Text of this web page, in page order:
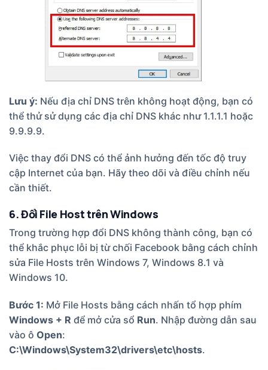
Lưu ý: Nếu địa chỉ DNS trên không hoạt động, bạn có
thể thử sử dụng các địa chỉ DNS khác như 1.1.1.1 hoặc
9.9.9.9.
Việc thay đổi DNS có thể ảnh hưởng đến tốc độ truy
cập Internet của bạn. Hãy theo dõi và điều chỉnh nếu
cần thiết.
6. Đổi File Host trên Windows
Trong trường hợp đổi DNS không thành công, bạn có
thể khắc phục lỗi bị từ chối Facebook bằng cách chỉnh
sửa File Hosts trên Windows 7, Windows 8.1 và
Windows 10.
Bước 1: Mở File Hosts bằng cách nhấn tổ hợp phím
Windows + R để mở cửa sổ Run. Nhập đường dẫn sau
vào ô Open:
C:\Windows\System32\drivers\etc\hosts.